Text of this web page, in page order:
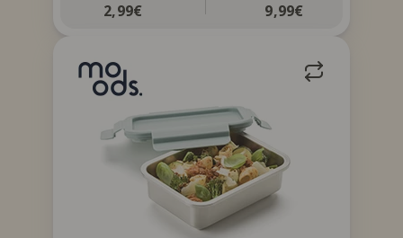
2,99€
9,99€
Caixa com vedante de silicone. Apta
para micro-ondas e máquina de lavar,